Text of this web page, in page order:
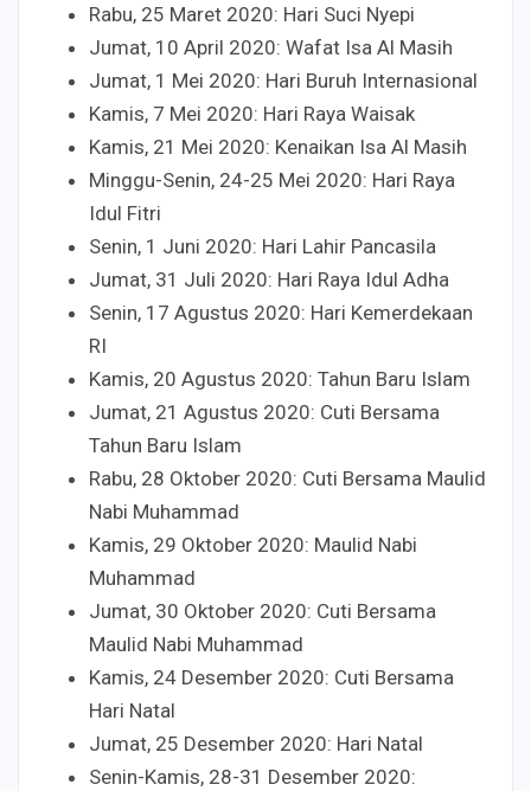
Rabu, 25 Maret 2020: Hari Suci Nyepi
Jumat, 10 April 2020: Wafat Isa Al Masih
Jumat, 1 Mei 2020: Hari Buruh Internasional
Kamis, 7 Mei 2020: Hari Raya Waisak
Kamis, 21 Mei 2020: Kenaikan Isa Al Masih
Minggu-Senin, 24-25 Mei 2020: Hari Raya
Idul Fitri
Senin, 1 Juni 2020: Hari Lahir Pancasila
Jumat, 31 Juli 2020: Hari Raya Idul Adha
Senin, 17 Agustus 2020: Hari Kemerdekaan
RI
Kamis, 20 Agustus 2020: Tahun Baru Islam
Jumat, 21 Agustus 2020: Cuti Bersama
Tahun Baru Islam
Rabu, 28 Oktober 2020: Cuti Bersama Maulid
Nabi Muhammad
Kamis, 29 Oktober 2020: Maulid Nabi
Muhammad
Jumat, 30 Oktober 2020: Cuti Bersama
Maulid Nabi Muhammad
Kamis, 24 Desember 2020: Cuti Bersama
Hari Natal
Jumat, 25 Desember 2020: Hari Natal
Senin-Kamis, 28-31 Desember 2020: